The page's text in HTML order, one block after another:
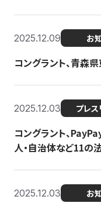
2025.12.09 お
コングラント、青森
2025.12.03 プレス
コングラント、
人・自治体など11の
2025.12.03 お